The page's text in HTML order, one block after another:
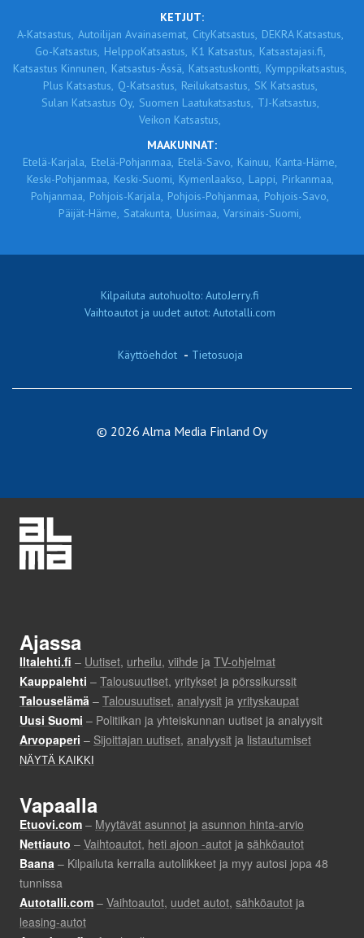
KETJUT:
A-Katsastus, Autoilijan Avainasemat, CityKatsastus, DEKRA Katsastus,
Go-Katsastus, HelppoKatsastus, K1 Katsastus, Katsastajasi.fi,
Katsastus Kinnunen, Katsastus-Ässä, Katsastuskontti, Kymppikatsastus,
Plus Katsastus, Q-Katsastus, Reilukatsastus, SK Katsastus,
Sulan Katsastus Oy, Suomen Laatukatsastus, TJ-Katsastus,
Veikon Katsastus,
MAAKUNNAT:
Etelä-Karjala, Etelä-Pohjanmaa, Etelä-Savo, Kainuu, Kanta-Häme,
Keski-Pohjanmaa, Keski-Suomi, Kymenlaakso, Lappi, Pirkanmaa,
Pohjanmaa, Pohjois-Karjala, Pohjois-Pohjanmaa, Pohjois-Savo,
Päijät-Häme, Satakunta, Uusimaa, Varsinais-Suomi,
Kilpailuta autohuolto: AutoJerry.fi
Vaihtoautot ja uudet autot: Autotalli.com
Käyttöehdot - Tietosuoja
© 2026 Alma Media Finland Oy